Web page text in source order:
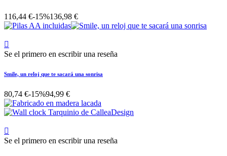
116,44 €-15%136,98 €

Se el primero en escribir una reseña
Smile, un reloj que te sacará una sonrisa
80,74 €-15%94,99 €

Se el primero en escribir una reseña